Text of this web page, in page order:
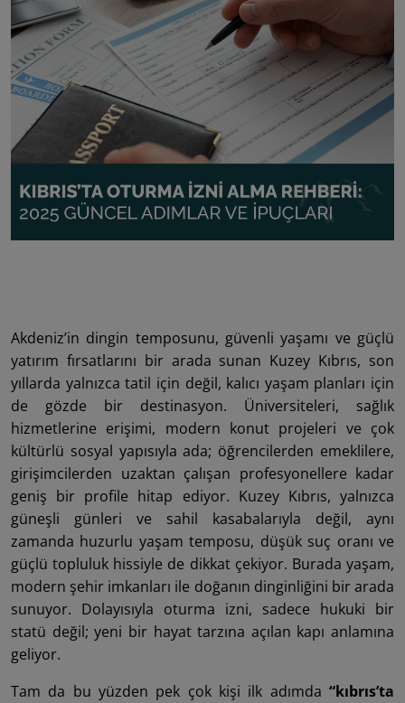
Akdeniz’in dingin temposunu, güvenli yaşamı ve güçlü
yatırım fırsatlarını bir arada sunan Kuzey Kıbrıs, son
yıllarda yalnızca tatil için değil, kalıcı yaşam planları için
de gözde bir destinasyon. Üniversiteleri, sağlık
hizmetlerine erişimi, modern konut projeleri ve çok
kültürlü sosyal yapısıyla ada; öğrencilerden emeklilere,
girişimcilerden uzaktan çalışan profesyonellere kadar
geniş bir profile hitap ediyor. Kuzey Kıbrıs, yalnızca
güneşli günleri ve sahil kasabalarıyla değil, aynı
zamanda huzurlu yaşam temposu, düşük suç oranı ve
güçlü topluluk hissiyle de dikkat çekiyor. Burada yaşam,
modern şehir imkanları ile doğanın dinginliğini bir arada
sunuyor. Dolayısıyla oturma izni, sadece hukuki bir
statü değil; yeni bir hayat tarzına açılan kapı anlamına
geliyor.
Tam da bu yüzden pek çok kişi ilk adımda “kıbrıs’ta